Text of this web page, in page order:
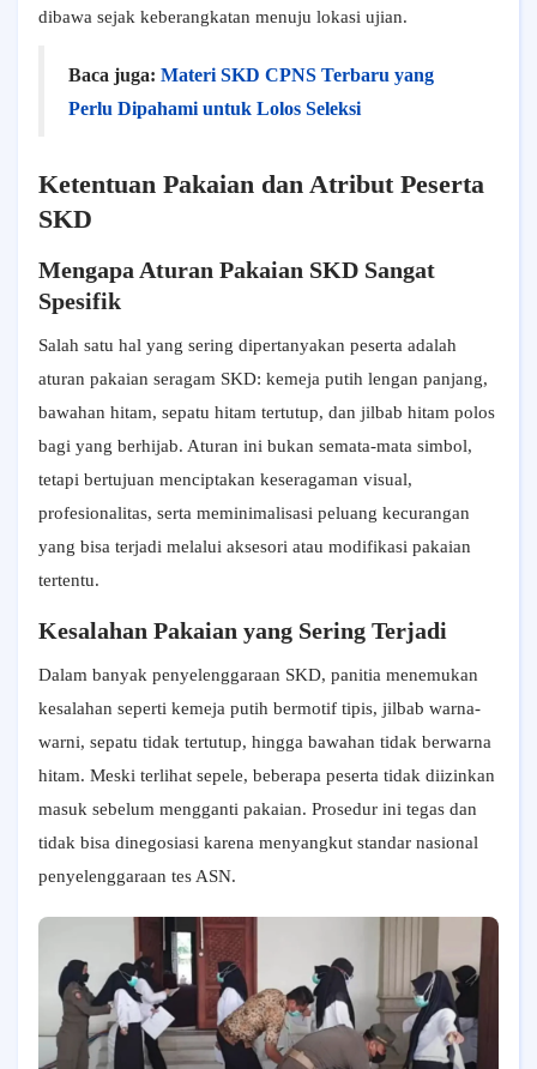
dibawa sejak keberangkatan menuju lokasi ujian.
Baca juga: Materi SKD CPNS Terbaru yang
Perlu Dipahami untuk Lolos Seleksi
Ketentuan Pakaian dan Atribut Peserta
SKD
Mengapa Aturan Pakaian SKD Sangat
Spesifik
Salah satu hal yang sering dipertanyakan peserta adalah
aturan pakaian seragam SKD: kemeja putih lengan panjang,
bawahan hitam, sepatu hitam tertutup, dan jilbab hitam polos
bagi yang berhijab. Aturan ini bukan semata-mata simbol,
tetapi bertujuan menciptakan keseragaman visual,
profesionalitas, serta meminimalisasi peluang kecurangan
yang bisa terjadi melalui aksesori atau modifikasi pakaian
tertentu.
Kesalahan Pakaian yang Sering Terjadi
Dalam banyak penyelenggaraan SKD, panitia menemukan
kesalahan seperti kemeja putih bermotif tipis, jilbab warna-
warni, sepatu tidak tertutup, hingga bawahan tidak berwarna
hitam. Meski terlihat sepele, beberapa peserta tidak diizinkan
masuk sebelum mengganti pakaian. Prosedur ini tegas dan
tidak bisa dinegosiasi karena menyangkut standar nasional
penyelenggaraan tes ASN.